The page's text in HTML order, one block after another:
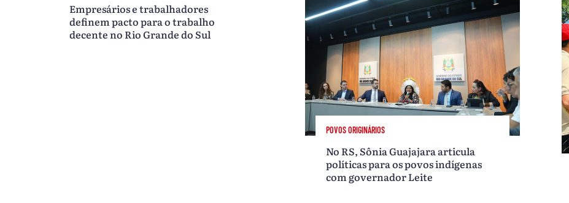
Empresários e trabalhadores
definem pacto para o trabalho
decente no Rio Grande do Sul
POVOS ORIGINÁRIOS
No RS, Sônia Guajajara articula
políticas para os povos indígenas
com governador Leite